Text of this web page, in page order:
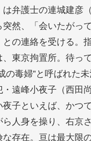
は弁護士の連城建彦
突然、「会いたがっ
との連絡を受ける。
、東京拘置所。待っ
の毒婦”と呼ばれた
・遠峰小夜子（西田
夜子といえば、かつ
ら人身を操り、右京
な存在。亘は最大限